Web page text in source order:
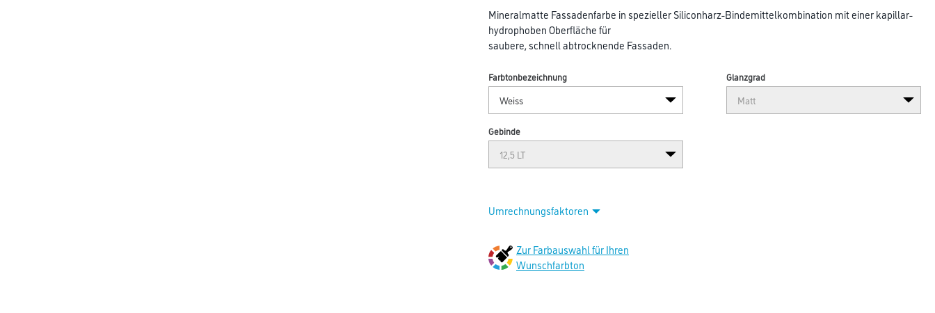
Mineralmatte Fassadenfarbe in spezieller Siliconharz-Bindemittelkombination mit einer kapillar-
hydrophoben Oberfläche für
saubere, schnell abtrocknende Fassaden.
Farbtonbezeichnung Glanzgrad
Gebinde
Umrechnungsfaktoren
Zur Farbauswahl für Ihren
Wunschfarbton